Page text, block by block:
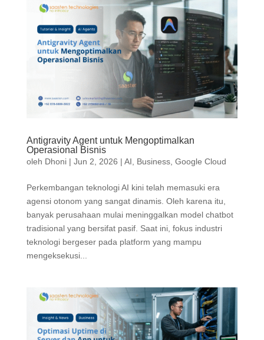
Antigravity Agent untuk Mengoptimalkan
Operasional Bisnis
oleh Dhoni| Jun 2, 2026 | AI Business, Google Cloud
Perkembangan teknologi AI kini telah memasuki era
agensi otonom yang sangat dinamis. Oleh karena itu,
banyak perusahaan mulai meninggalkan model chatbot
tradisional yang bersifat pasif. Saat ini, fokus industri
teknologi bergeser pada platform yang mampu
mengeksekusi...